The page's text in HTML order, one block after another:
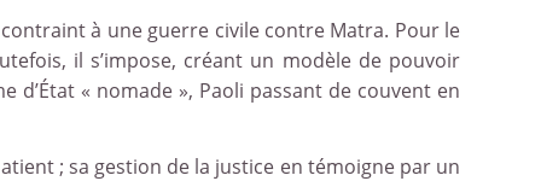
à une guerre civile contre Matra. Pour le
il s’impose, créant un modèle de pouvoir
« nomade », Paoli passant de couvent en
; sa gestion de la justice en témoigne par un